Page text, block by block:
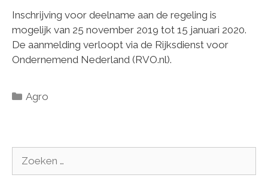
Inschrijving voor deelname aan de regeling is
mogelijk van 25 november 2019 tot 15 januari 2020.
De aanmelding verloopt via de Rijksdienst voor
Ondernemend Nederland (RVO.nl).
Categorieën
Agro